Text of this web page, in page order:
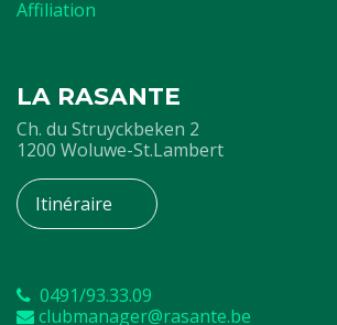
Affiliation
LA RASANTE
Ch. du Struyckbeken 2
1200 Woluwe-St.Lambert
Itinéraire
0491/93.33.09
clubmanager@rasante.be